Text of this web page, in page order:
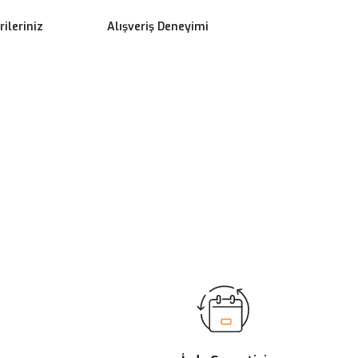
Alışveriş Deneyimi